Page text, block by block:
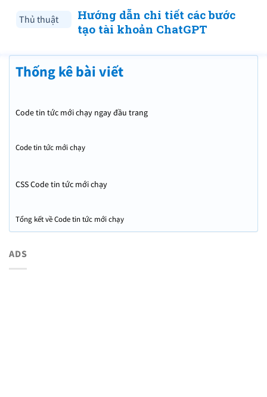
Thủ thuật
Hướng dẫn chi tiết các bước
tạo tài khoản ChatGPT
Thống kê bài viết
Code tin tức mới chạy ngay đầu trang
Code tin tức mới chạy
CSS Code tin tức mới chạy
Tổng kết về Code tin tức mới chạy
ADS